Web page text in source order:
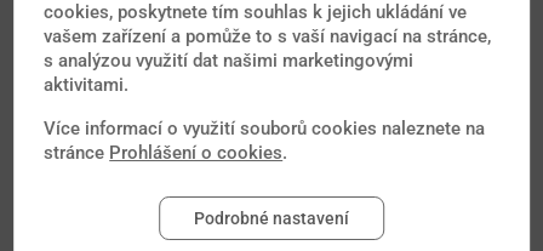
Uzavřete výhodné
cestovní pojištění (se
slevou 20%)
Ať už cestujete jakkoliv daleko, asistenční
služba ERGO Cestovní je Vám vždy nablízku.
cookies, poskytnete tím souhlas k jejich ukládání ve
vašem zařízení a pomůže to s vaší navigací na stránce,
s analýzou využití dat našimi marketingovými
aktivitami.
Více informací o využití souborů cookies naleznete na
stránce Prohlášení o cookies.
Podrobné nastavení